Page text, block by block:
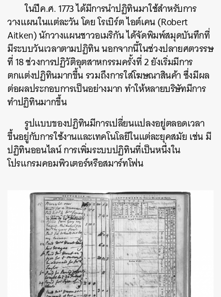
ในปีค.ศ. 1773ได้มีการนำปฏิทินมาใช้สำหรับการ
วางแผนในแต่ละวันโดยโรเบิร์ตไอต์เคน(Robert
Aitken)นักวางแผนชาวอเมริกันได้จัดพิมพ์สมุดบันทึกที่
มีระบบวันเวลาตามปฏิทินนอกจากนี้ในช่วงปลายศตวรรษ
ที่18ช่วงการปฏิวัติอุตสาหกรรมครั้งที่2ยังเริ่มมีการ
ตกแต่งปฏิทินมากขึ้นรวมถึงการใส่โฆษณาสินค้าซึ่งมีผล
ต่อผลประกอบการเป็นอย่างมากทำให้หลายบริษัทมีการ
ทำปฏิทินมากขึ้น
รูปแบบของปฏิทินมีการเปลี่ยนแปลงอยู่ตลอดเวลา
ขึ้นอยู่กับการใช้งานและเทคโนโลยีในแต่ละยุคสมัยเช่น มี
ปฏิทินออนไลน์การเพิ่มระบบปฏิทินที่เป็นหนึ่งใน
โปรแกรมคอมพิวเตอร์หรือสมาร์ทโฟน